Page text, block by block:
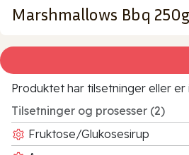
Marshmallows Bbq
Produktet har tilsetninger eller
Tilsetninger og prosesser (2)
Fruktose/Glukosesirup